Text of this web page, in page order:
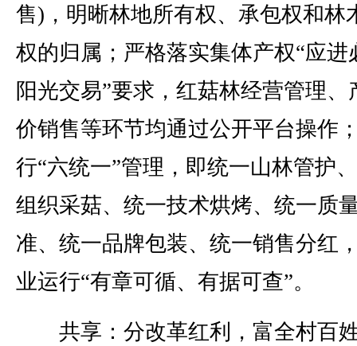
售)，明晰林地所有权、承包权和林
权的归属；严格落实集体产权“应进
阳光交易”要求，红菇林经营管理、
价销售等环节均通过公开平台操作
行“六统一”管理，即统一山林管护
组织采菇、统一技术烘烤、统一质
准、统一品牌包装、统一销售分红
业运行“有章可循、有据可查”。
共享：分改革红利，富全村百